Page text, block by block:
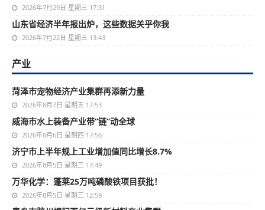
2026年7月29日 星期三 17:31
山东省经济半年报出炉，这些数据关乎你我
2026年7月22日 星期三 13:43
产业
菏泽市宠物经济产业集群再添新力量
2026年8月7日 星期五 17:53
威海市水上装备产业带“链”动全球
2026年8月6日 星期四 17:56
济宁市上半年规上工业增加值同比增长8.7%
2026年8月5日 星期三 17:49
万华化学：蓬莱25万吨磷酸铁项目获批！
2026年8月5日 星期三 12:59